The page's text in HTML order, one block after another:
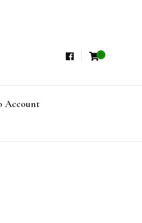
Esclusive, Tè Pregiati
0
Account